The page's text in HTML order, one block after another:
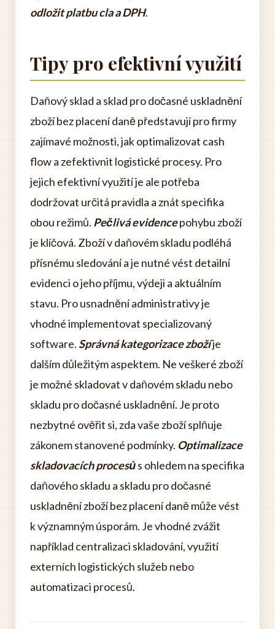
odložit platbu cla a DPH.
Tipy pro efektivní využití
Daňový sklad a sklad pro dočasné uskladnění
zboží bez placení daně představují pro firmy
zajímavé možnosti, jak optimalizovat cash
flow a zefektivnit logistické procesy. Pro
jejich efektivní využití je ale potřeba
dodržovat určitá pravidla a znát specifika
obou režimů. Pečlivá evidencepohybu zboží
je klíčová. Zboží v daňovém skladu podléhá
přísnému sledování a je nutné vést detailní
evidenci o jeho příjmu, výdeji a aktuálním
stavu. Pro usnadnění administrativy je
vhodné implementovat specializovaný
software. Správná kategorizace zbožíje
dalším důležitým aspektem. Ne veškeré zboží
je možné skladovat v daňovém skladu nebo
skladu pro dočasné uskladnění. Je proto
nezbytné ověřit si, zda vaše zboží splňuje
zákonem stanovené podmínky. Optimalizace
skladovacích procesůs ohledem na specifika
daňového skladu a skladu pro dočasné
uskladnění zboží bez placení daně může vést
k významným úsporám. Je vhodné zvážit
například centralizaci skladování, využití
externích logistických služeb nebo
automatizaci procesů.